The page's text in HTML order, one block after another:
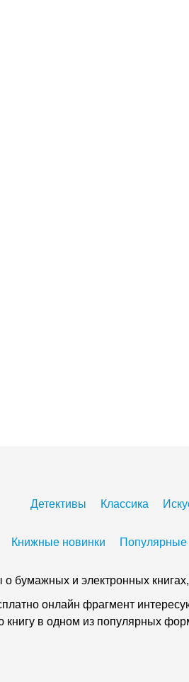
Детективы
Классика
Книжные новинки Популярные
бумажных и электронных
онлайн фрагмент
книгу в одном из популярных